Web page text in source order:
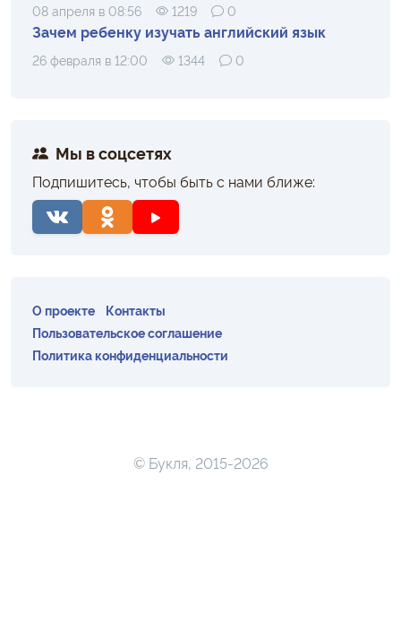
08 апреля в 08:56 1219 0
Зачем ребенку изучать английский язык
26 февраля в 12:00 1344 0
Мы в соцсетях
Подпишитесь, чтобы быть с нами ближе:
О проекте
Контакты
Пользовательское соглашение
Политика конфиденциальности
© Букля, 2015-2026